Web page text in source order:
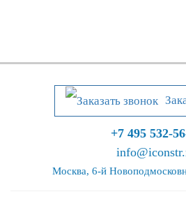
+7 495 532-
Москва, 6-й